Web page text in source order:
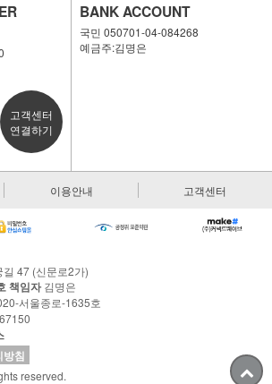
고객센터
연결하기
BANK ACCOUNT
국민 050701-04-084268
예금주:김명은
이용안내 고객센터
47 (신문로2가)
책임자김명은
서울종로-1635호
방침
reserved.